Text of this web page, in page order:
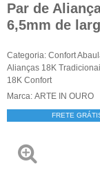
Par de
6,5mm de
Categoria: Confort
Alianças 18K
18K Confort
Marca: ARTE IN OURO
FRETE